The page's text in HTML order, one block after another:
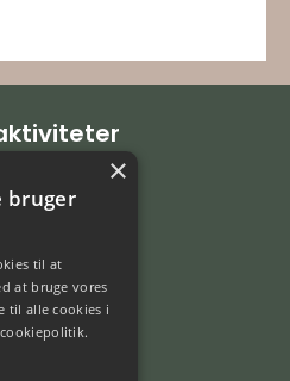
×
bruger
til at
at bruge vores
til alle cookies i